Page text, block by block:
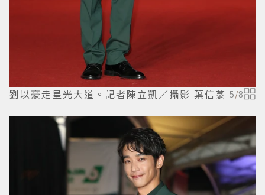
劉以豪走星光大道。記者陳立凱／攝影 葉信菉 5/8